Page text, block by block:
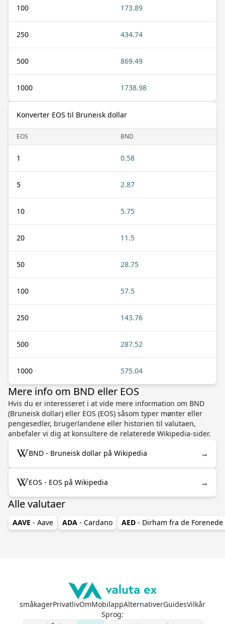
100 173.89
250 434.74
500 869.49
1000 1738.98
Konverter EOS til Bruneisk dollar
EOS BND
1 0.58
5 2.87
10 5.75
20 11.5
50 28.75
100 57.5
250 143.76
500 287.52
1000 575.04
Mere info om BND eller EOS
Hvis du er interesseret i at vide mere information om BND
(Bruneisk dollar) eller EOS (EOS) såsom typer mønter eller
pengesedler, brugerlandene eller historien til valutaen,
anbefaler vi dig at konsultere de relaterede Wikipedia-sider.
BND - Bruneisk dollar på Wikipedia →
EOS - EOS på Wikipedia →
Alle valutaer
AAVE - Aave ADA - Cardano AED - Dirham fra de
småkagerPrivatlivOmMobilappAlternativerGuidesVilkår
Sprog: